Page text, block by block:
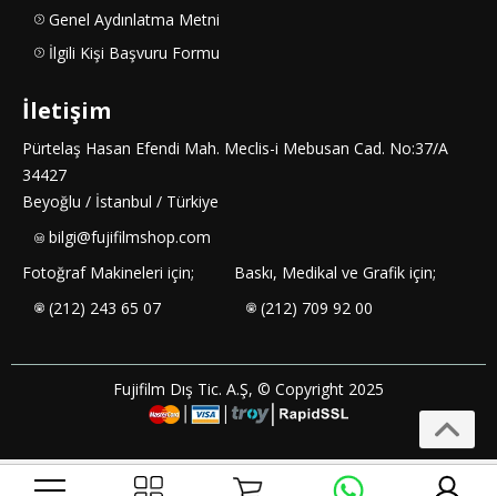
Genel Aydınlatma Metni
İlgili Kişi Başvuru Formu
İletişim
Pürtelaş Hasan Efendi Mah. Meclis-i Mebusan Cad. No:37/A
34427
Beyoğlu / İstanbul / Türkiye
bilgi@fujifilmshop.com
Fotoğraf Makineleri için;
(212) 243 65 07
Baskı, Medikal ve Grafik için;
(212) 709 92 00
Fujifilm Dış Tic. A.Ş, © Copyright 2025